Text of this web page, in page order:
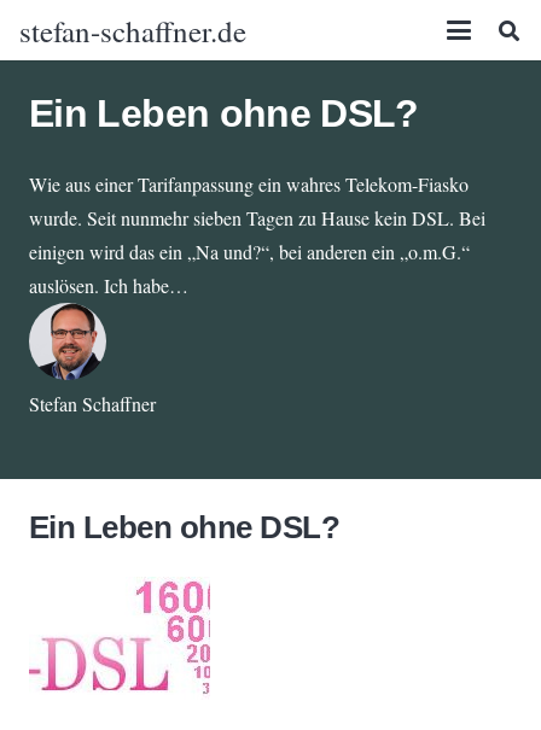
stefan-schaffner.de
Ein Leben ohne DSL?
Wie aus einer Tarifanpassung ein wahres Telekom-Fiasko
wurde. Seit nunmehr sieben Tagen zu Hause kein DSL. Bei
einigen wird das ein „Na und?“, bei anderen ein „o.m.G.“
auslösen. Ich habe…
Stefan Schaffner
Ein Leben ohne DSL?